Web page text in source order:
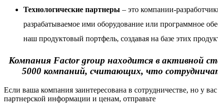
Технологические партнеры – это компании-
разрабатываемое ими оборудование или программное
наш продуктовый портфель, создавая на базе этих
Компания Factor group находится в активной
5000 компаний, считающих, что
Если ваша компания заинтересована в сотрудничестве, но у
партнерской информации и ценам, отправьте